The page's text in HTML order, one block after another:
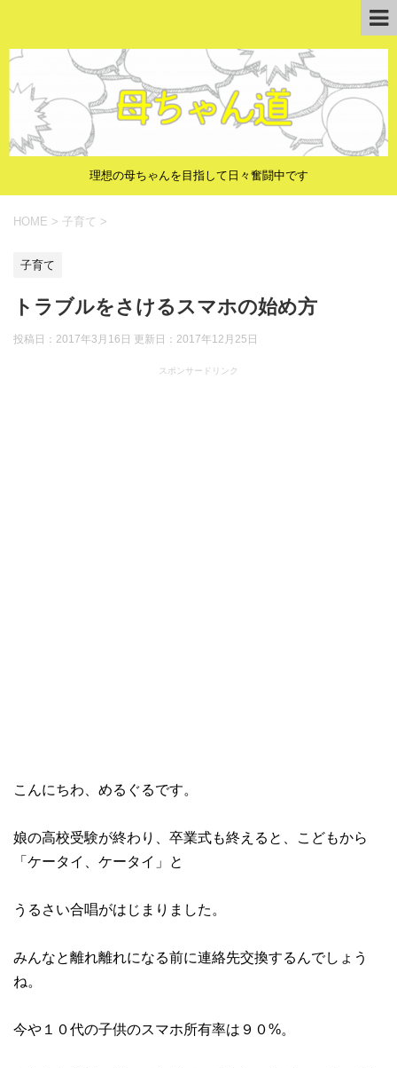
理想の母ちゃんを目指して日々奮闘中です
HOME > 子育て >
子育て
トラブルをさけるスマホの始め方
投稿日：2017年3月16日 更新日： 2017年12月25日
スポンサードリンク
こんにちわ、めるぐるです。
娘の高校受験が終わり、卒業式も終えると、こどもから
「ケータイ、ケータイ」と
うるさい合唱がはじまりました。
みんなと離れ離れになる前に連絡先交換するんでしょう
ね。
今や１０代の子供のスマホ所有率は９０%。